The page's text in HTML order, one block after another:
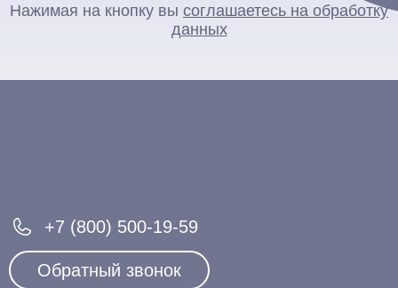
Нажимая на кнопку вы соглашаетесь на обработку
данных
+7 (800) 500-19-59
Обратный звонок